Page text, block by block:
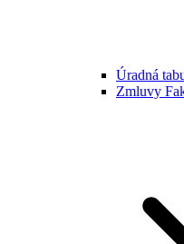
Úradná
Zmluvy